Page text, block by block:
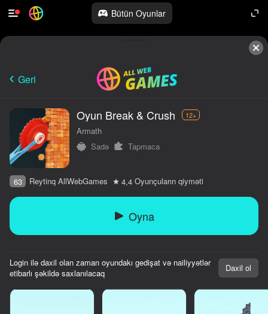
Bütün Oyunlar
Geri
Oyun Break & Crush 12+
Armath
Sadə
Tapmaca
63 Reytinq AllWebGames 4,4 Oyunçuların qiyməti
Oyna
Login ilə daxil olan zaman oyundakı gedişat və nailiyyətlər
etibarlı şəkildə saxlanılacaq
Daxil ol